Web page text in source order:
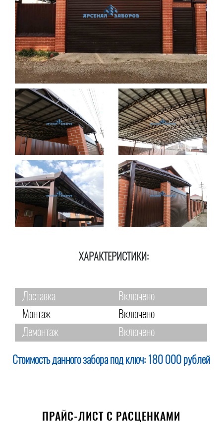
ХАРАКТЕРИСТИКИ:
Доставка
Включено
Монтаж
Включено
Демонтаж
Включено
Стоимость данного забора под ключ: 180 000 рублей
ПРАЙС-ЛИСТ С РАСЦЕНКАМИ